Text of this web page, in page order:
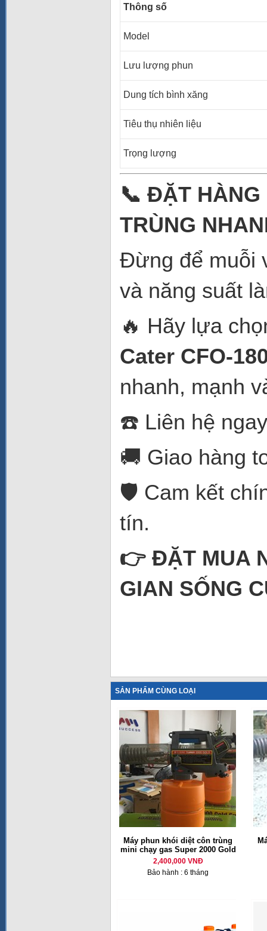
Thông số
Model
Lưu lượng phun
Dung tích bình xăng
Tiêu thụ nhiên liệu
Trọng lượng
📞 ĐẶT HÀNG
TRÙNG
Đừng để muỗi
và năng suất
🔥 Hãy lựa
Cater CFO-
nhanh, mạnh
☎️ Liên hệ
🚚 Giao hàng
🛡️ Cam kết
tín.
👉 ĐẶT MUA
GIAN SỐNG
SẢN PHẨM CÙNG LOẠI
Máy phun khói diệt côn trùng
mini chạy gas Super 2000 Gold
2,400,000 VNĐ
Bảo hành : 6 tháng